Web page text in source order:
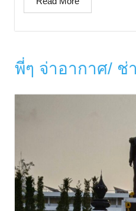
พี่ๆ จ่าอากาศ/ ช่